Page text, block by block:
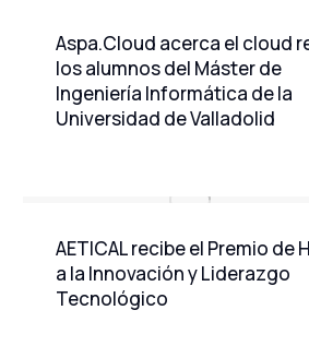
Aspa.Cloud acerca el cloud
los alumnos del Máster de
Ingeniería Informática de la
Universidad de Valladolid
AETICAL recibe el Premio de
a la Innovación y Liderazgo
Tecnológico